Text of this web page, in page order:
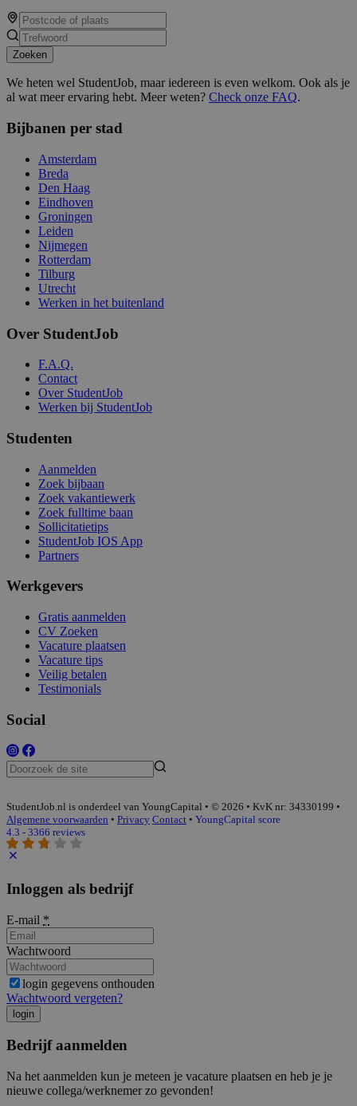
Zoeken
We heten wel StudentJob, maar iedereen is even welkom. Ook als je
al wat meer ervaring hebt. Meer weten? Check onze FAQ.
Bijbanen per stad
Amsterdam
Breda
Den Haag
Eindhoven
Groningen
Leiden
Nijmegen
Rotterdam
Tilburg
Utrecht
Werken in het buitenland
Over StudentJob
F.A.Q.
Contact
Over StudentJob
Werken bij StudentJob
Studenten
Aanmelden
Zoek bijbaan
Zoek vakantiewerk
Zoek fulltime baan
Sollicitatietips
StudentJob IOS App
Partners
Werkgevers
Gratis aanmelden
CV Zoeken
Vacature plaatsen
Vacature tips
Veilig betalen
Testimonials
Social
StudentJob.nl is onderdeel van YoungCapital • © 2026 • KvK nr: 34330199 •
Algemene voorwaarden • Privacy Contact • YoungCapital score
4.3 - 3366 reviews
Inloggen als bedrijf
E-mail *
Wachtwoord
login gegevens onthouden
Wachtwoord vergeten?
login
Bedrijf aanmelden
Na het aanmelden kun je meteen je vacature plaatsen en heb je je
nieuwe collega/werknemer zo gevonden!